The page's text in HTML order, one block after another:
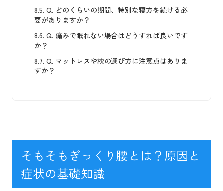
8.5. Q. どのくらいの期間、特別な寝方を続ける必
要がありますか？
8.6. Q. 痛みで眠れない場合はどうすれば良いです
か？
8.7. Q. マットレスや枕の選び方に注意点はありま
すか？
そもそもぎっくり腰とは？原因と
症状の基礎知識